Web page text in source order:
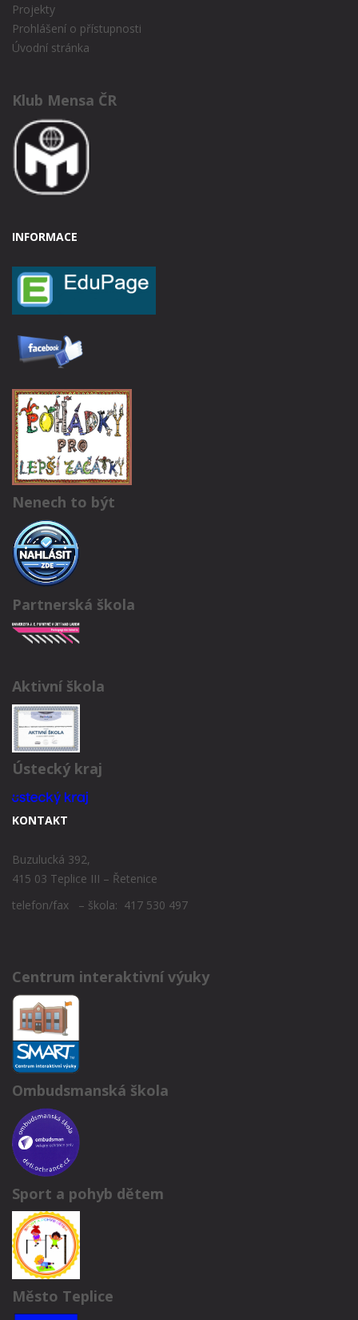
Projekty
Prohlášení o přístupnosti
Úvodní stránka
Klub Mensa ČR
INFORMACE
Nenech to být
Partnerská škola
Aktivní škola
Ústecký kraj
KONTAKT
Buzulucká 392,
415 03 Teplice III – Řetenice
telefon/fax – škola: 417 530 497
Centrum interaktivní výuky
Ombudsmanská škola
Sport a pohyb dětem
Město Teplice